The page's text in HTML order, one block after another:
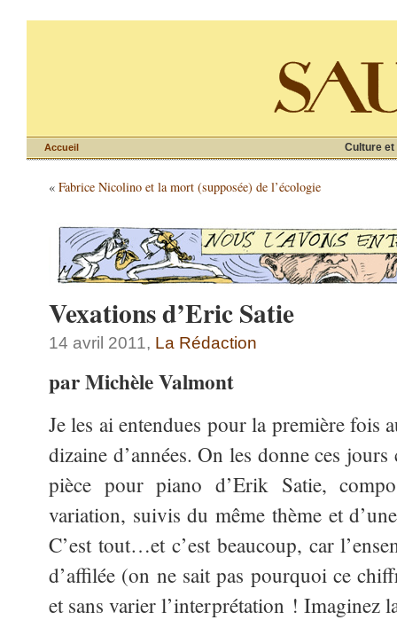
Culture et
Accueil
« Fabrice Nicolino et la mort (supposée) de l’écologie
Vexations d’Eric Satie
14 avril 2011, La Rédaction
par Michèle Valmont
Je les ai entendues pour la première fois
dizaine d’années. On les donne ces
pièce pour piano d’Erik Satie,
variation, suivis du même thème et
C’est tout…et c’est beaucoup, car
d’affilée (on ne sait pas pourquoi ce
et sans varier l’interprétation ! Imaginez